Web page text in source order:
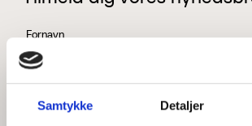
Samtykke Detaljer
Fornavn
Efternavn